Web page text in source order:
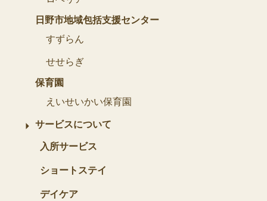
日野市地域包括支援センター
すずらん
せせらぎ
保育園
えいせいかい保育園
サービスについて
入所サービス
ショートステイ
デイケア